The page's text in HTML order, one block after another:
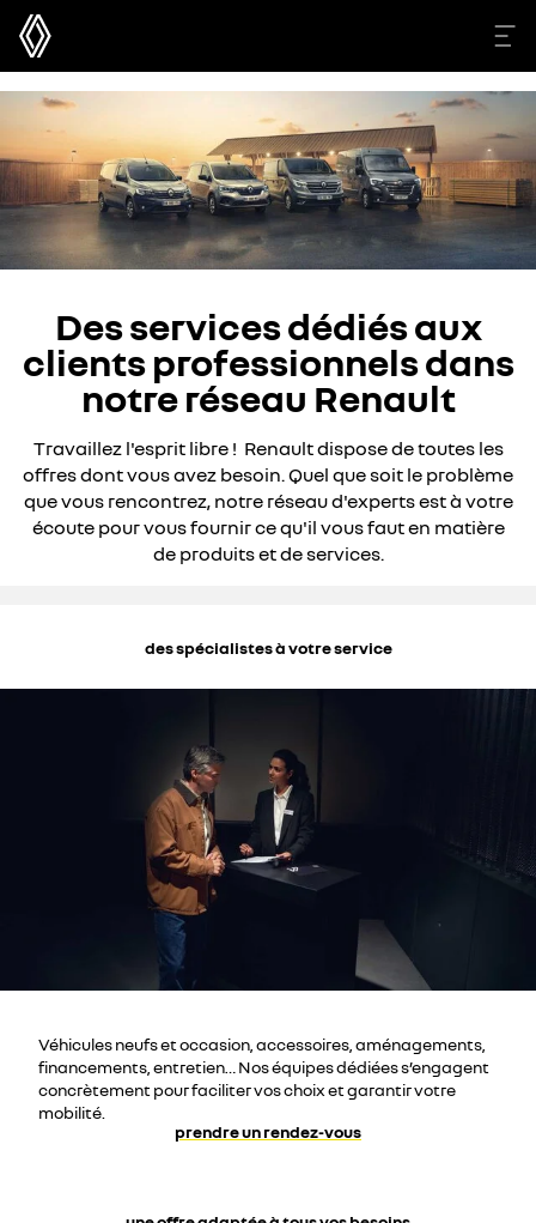
Des services dédiés aux
clients professionnels dans
notre réseau Renault
Travaillez l'esprit libre ! Renault dispose de toutes les
offres dont vous avez besoin. Quel que soit le problème
que vous rencontrez, notre réseau d'experts est à votre
écoute pour vous fournir ce qu'il vous faut en matière
de produits et de services.
des spécialistes à votre service
Véhicules neufs et occasion, accessoires, aménagements,
financements, entretien… Nos équipes dédiées s’engagent
concrètement pour faciliter vos choix et garantir votre
mobilité.
prendre un rendez-vous